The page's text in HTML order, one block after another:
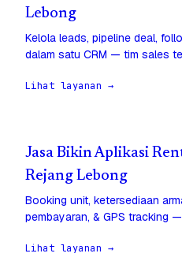
Lebong
Kelola leads, pipeline deal,
dalam satu CRM — tim sales
Lihat layanan →
Jasa Bikin Aplikasi
Rejang Lebong
Booking unit, ketersediaan
pembayaran, & GPS tracking
Lihat layanan →